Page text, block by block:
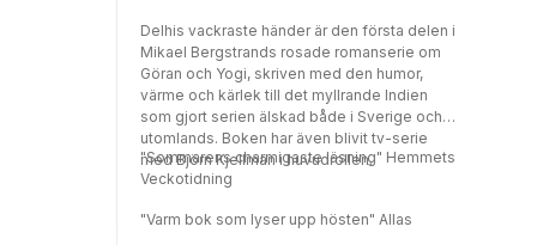
Delhis vackraste händer är den första delen i
Mikael Bergstrands rosade romanserie om
Göran och Yogi, skriven med den humor,
värme och kärlek till det myllrande Indien
som gjort serien älskad både i Sverige och
utomlands. Boken har även blivit tv-serie
med Björn Kjellman i huvudrollen.
"Sommarens charmigaste läsning" Hemmets
Veckotidning
"Varm bok som lyser upp hösten" Allas